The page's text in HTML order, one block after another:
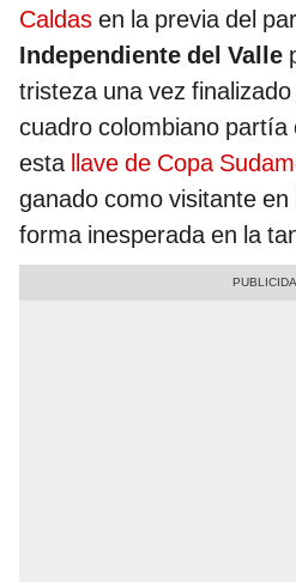
Caldas en la previa del
Independiente del Valle
tristeza una vez
cuadro colombiano partía
esta llave de Copa
ganado como visitante
forma inesperada en la